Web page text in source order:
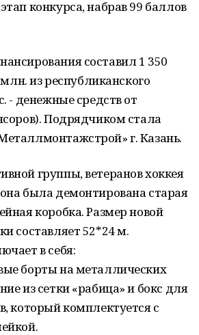
конкурса, набрав 99 баллов
составил 1 350
из республиканского
- денежные средств от
Подрядчиком стала
г. Казань.
группы, ветеранов хоккея
была демонтирована старая
коробка. Размер новой
составляет 52*24 м.
в себя:
борты на металлических
из сетки «рабица» и бокс для
который комплектуется с